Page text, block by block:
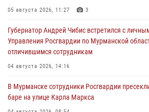
05 августа 2026, 11:27 3
Губернатор Андрей Чибис встретился с
Управления Росгвардии по Мурманской
отличившимся сотрудникам
04 августа 2026, 14:16
В Мурманске сотрудники Росгвардии
баре на улице Карла Маркса